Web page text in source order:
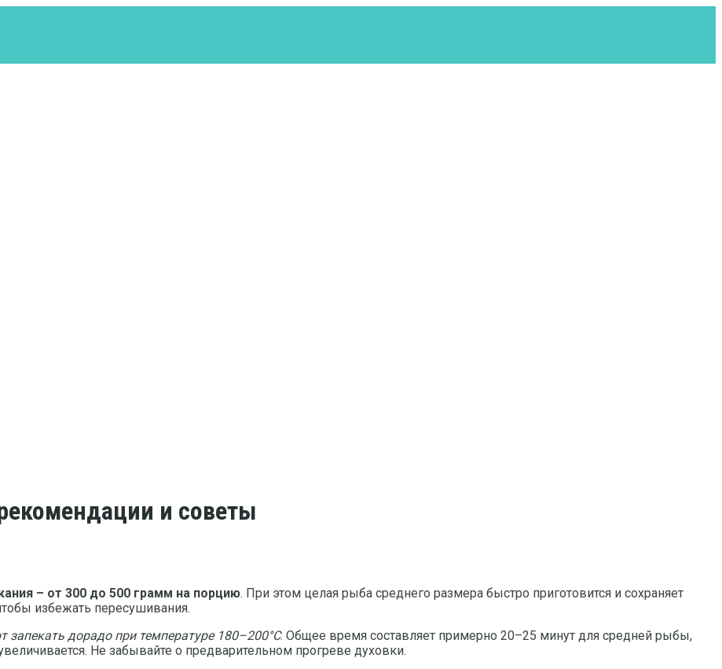
и советы
– от 300 до 500 грамм на порцию. При этом целая рыба среднего размера быстро приготовится и сохраняет
избежать пересушивания.
дорадо при температуре 180–200°C. Общее время составляет примерно 20–25 минут для средней рыбы,
Не забывайте о предварительном прогреве духовки.